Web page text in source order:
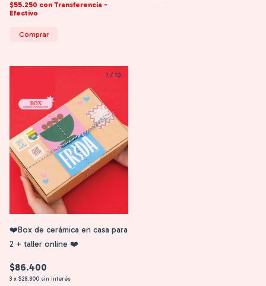
$55.250 con Transferencia -
Efectivo
Comprar
1 /10
❤️Box de cerámica en casa para
2 + taller online ❤️
$86.400
3 x $28.800 sin interés